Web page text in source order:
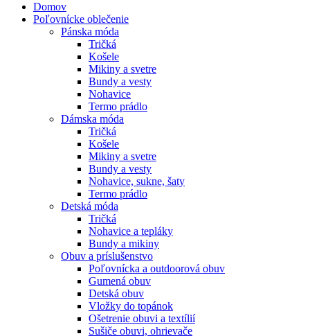
Domov
Poľovnícke oblečenie
Pánska móda
Tričká
Košele
Mikiny a svetre
Bundy a vesty
Nohavice
Termo prádlo
Dámska móda
Tričká
Košele
Mikiny a svetre
Bundy a vesty
Nohavice, sukne, šaty
Termo prádlo
Detská móda
Tričká
Nohavice a tepláky
Bundy a mikiny
Obuv a príslušenstvo
Poľovnícka a outdoorová obuv
Gumená obuv
Detská obuv
Vložky do topánok
Ošetrenie obuvi a textílií
Sušiče obuvi, ohrievače